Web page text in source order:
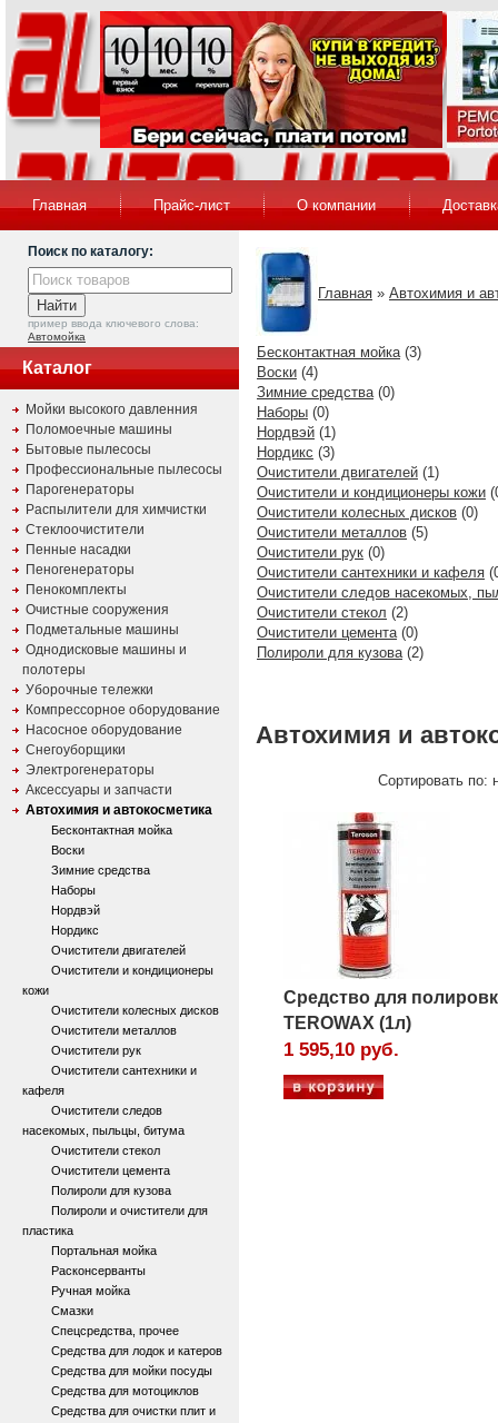
Главная Прайс-лист О компании
Поиск по каталогу:
пример ввода ключевого слова:
Автомойка
Каталог
Мойки высокого давленния
Поломоечные машины
Бытовые пылесосы
Профессиональные пылесосы
Парогенераторы
Распылители для химчистки
Стеклоочистители
Пенные насадки
Пеногенераторы
Пенокомплекты
Очистные сооружения
Подметальные машины
Однодисковые машины и
полотеры
Уборочные тележки
Компрессорное оборудование
Насосное оборудование
Снегоуборщики
Электрогенераторы
Аксессуары и запчасти
Автохимия и автокосметика
Бесконтактная мойка
Воски
Зимние средства
Наборы
Нордвэй
Нордикс
Очистители двигателей
Очистители и кондиционеры
кожи
Очистители колесных дисков
Очистители металлов
Очистители рук
Очистители сантехники и
кафеля
Очистители следов
насекомых, пыльцы, битума
Очистители стекол
Очистители цемента
Полироли для кузова
Полироли и очистители для
пластика
Портальная мойка
Расконсерванты
Ручная мойка
Смазки
Спецсредства, прочее
Средства для лодок и катеров
Средства для мойки посуды
Средства для мотоциклов
Средства для очистки плит и
Главная » Автохимия и
Бесконтактная мойка(3)
Воски (4)
Зимние средства(0)
Наборы (0)
Нордвэй (1)
Нордикс (3)
Очистители двигателей (1)
Очистители и кондиционеры кожи
Очистители колесных дисков (0)
Очистители металлов (5)
Очистители рук (0)
Очистители сантехники и кафеля
Очистители следов насекомых,
Очистители стекол (2)
Очистители цемента(0)
Полироли для кузова(2)
Автохимия и
Сортировать по:
Средство для
TEROWAX (1л)
1 595,10 руб.